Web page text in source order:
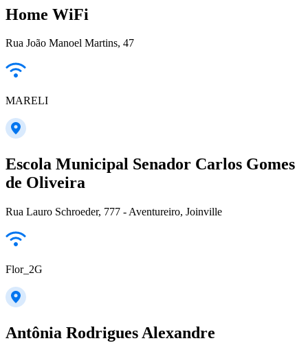
Home WiFi
Rua João Manoel Martins, 47
MARELI
Escola Municipal Senador Carlos Gomes
de Oliveira
Rua Lauro Schroeder, 777 - Aventureiro, Joinville
Flor_2G
Antônia Rodrigues Alexandre